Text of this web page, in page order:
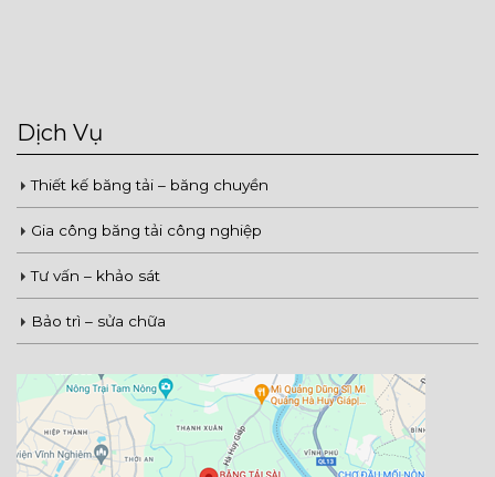
Dịch Vụ
Thiết kế băng tải – băng chuyền
Gia công băng tải công nghiệp
Tư vấn – khảo sát
Bảo trì – sửa chữa